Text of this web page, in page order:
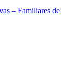
– Familiares de